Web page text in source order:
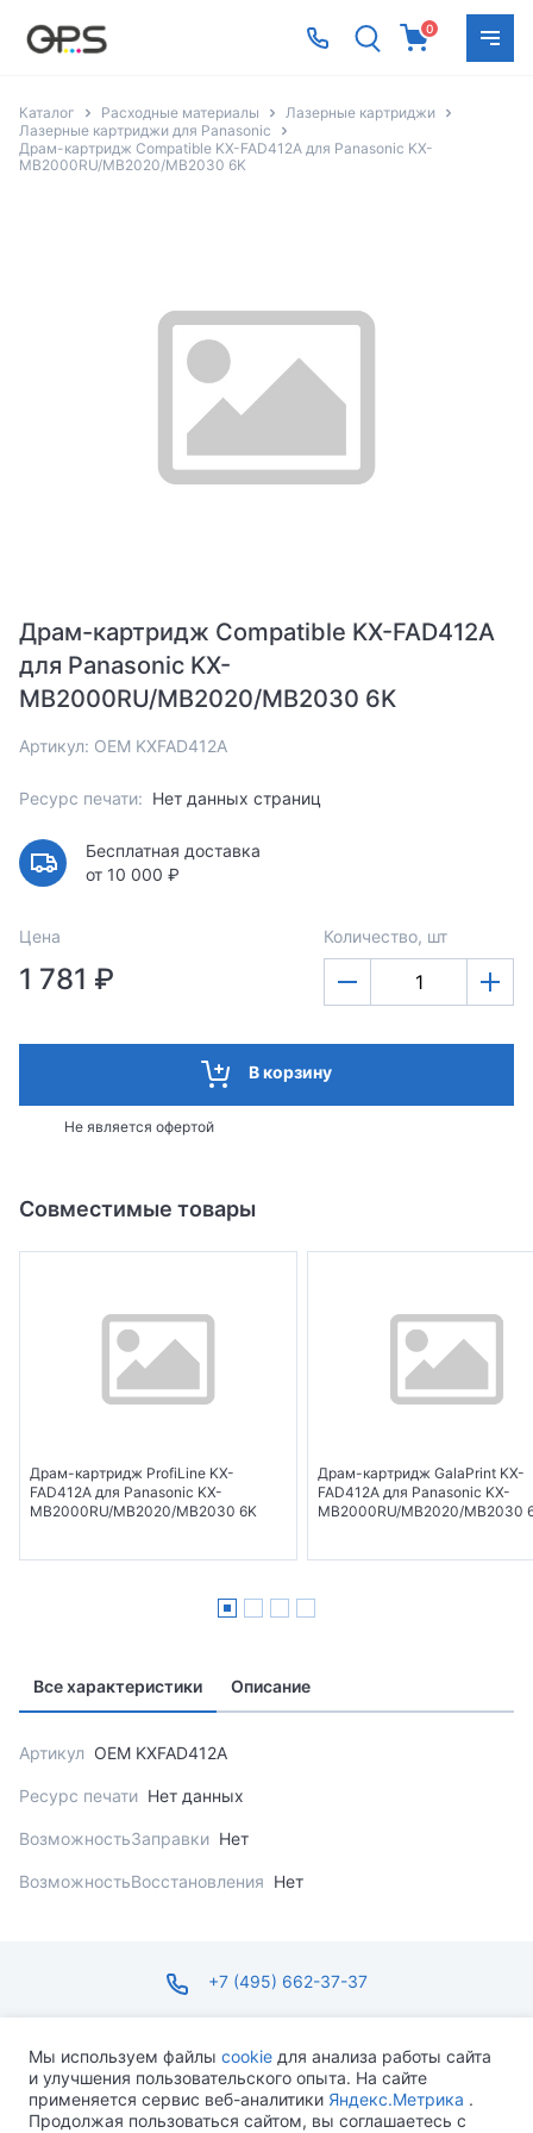
0
Каталог Расходные материалы
Лазерные картриджи
Лазерные картриджи для Panasonic
Драм-картридж Compatible KX-FAD412A для Panasonic KX-
MB2000RU/MB2020/MB2030 6K
Драм-картридж Compatible KX-FAD412A
для Panasonic KX-
MB2000RU/MB2020/MB2030 6K
Артикул: OEM KXFAD412A
Ресурс печати: Нет данных страниц
Бесплатная доставка
от 10 000 ₽
Цена
1 781 ₽
Количество, шт
В корзину
Не является офертой
Совместимые товары
Драм-картридж ProfiLine KX-
FAD412A для Panasonic KX-
MB2000RU/MB2020/MB2030 6K
Драм-картридж GalaPrint KX-
FAD412A для Panasonic KX-
MB2000RU/MB2020/MB2030
Все характеристики Описание
Артикул OEM KXFAD412A
Ресурс печати Нет данных
ВозможностьЗаправки Нет
ВозможностьВосстановления Нет
+7 (495) 662-37-37
ПН-ПТ С 09:00 ДО 18:00 СБ-ВС ВЫХОДНОЙ
Мы используем файлы cookie для анализа работы сайта
и улучшения пользовательского опыта. На сайте
применяется сервис веб-аналитики Яндекс.Метрика .
Продолжая пользоваться сайтом, вы соглашаетесь с